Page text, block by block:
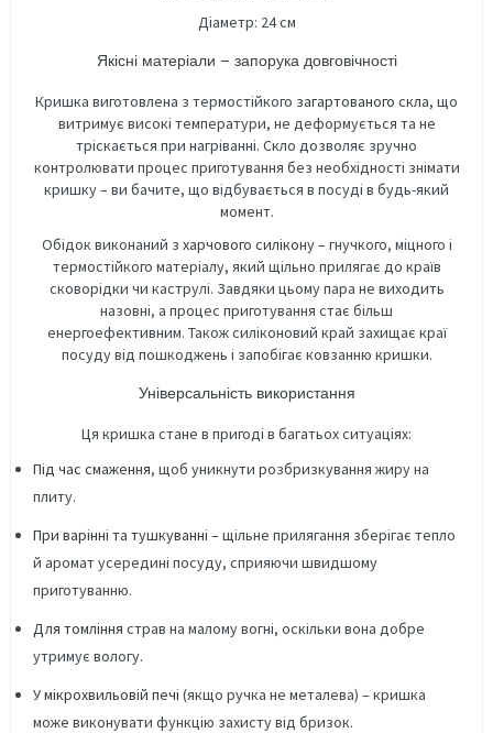
Діаметр: 24 см
Якісні матеріали – запорука довговічності
Кришка виготовлена з термостійкого загартованого скла, що
витримує високі температури, не деформується та не
тріскається при нагріванні. Скло дозволяє зручно
контролювати процес приготування без необхідності знімати
кришку – ви бачите, що відбувається в посуді в будь-який
момент.
Обідок виконаний з харчового силікону– гнучкого, міцного і
термостійкого матеріалу, який щільно прилягає до країв
сковорідки чи каструлі. Завдяки цьому пара не виходить
назовні, а процес приготування стає більш
енергоефективним. Також силіконовий край захищає краї
посуду від пошкоджень і запобігає ковзанню кришки.
Універсальність використання
Ця кришка стане в пригоді в багатьох ситуаціях:
Під час смаження, щоб уникнути розбризкування жиру на
плиту.
При варінні та тушкуванні – щільне прилягання зберігає тепло
й аромат усередині посуду, сприяючи швидшому
приготуванню.
Для томління страв на малому вогні, оскільки вона добре
утримує вологу.
У мікрохвильовій печі (якщо ручка не металева) – кришка
може виконувати функцію захисту від бризок.